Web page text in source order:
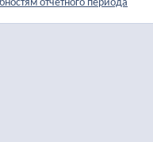
отчётного периода